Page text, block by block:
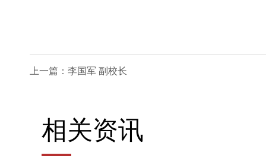
上一篇：李国军 副校长
相关资讯